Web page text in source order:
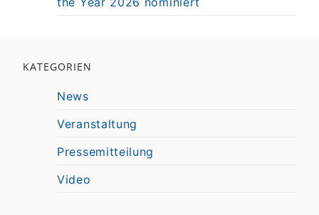
KATEGORIEN
News
Veranstaltung
Pressemitteilung
Video